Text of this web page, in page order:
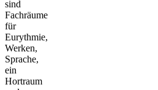
sind
Fachräume
für
Eurythmie,
Werken,
Sprache,
ein
Hortraum